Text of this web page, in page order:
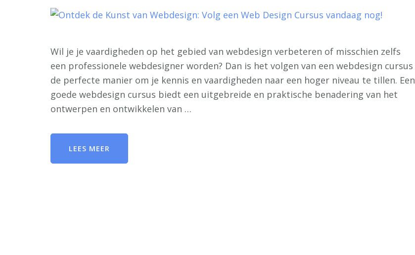
Wil je je vaardigheden op het gebied van webdesign verbeteren of misschien zelfs
een professionele webdesigner worden? Dan is het volgen van een webdesign cursus
de perfecte manier om je kennis en vaardigheden naar een hoger niveau te tillen. Een
goede webdesign cursus biedt een uitgebreide en praktische benadering van het
ontwerpen en ontwikkelen van …
LEES MEER